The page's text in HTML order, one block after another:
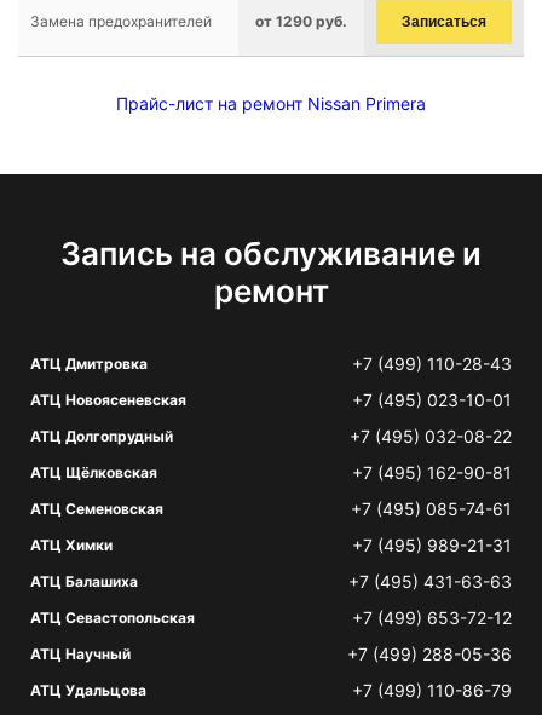
Замена предохранителей от 1290 руб. Записаться
Прайс-лист на ремонт Nissan Primera
Запись на обслуживание и
ремонт
АТЦ Дмитровка +7 (499) 110-28-43
АТЦ Новоясеневская +7 (495) 023-10-01
АТЦ Долгопрудный +7 (495) 032-08-22
АТЦ Щёлковская +7 (495) 162-90-81
АТЦ Семеновская +7 (495) 085-74-61
АТЦ Химки +7 (495) 989-21-31
АТЦ Балашиха +7 (495) 431-63-63
АТЦ Севастопольская +7 (499) 653-72-12
АТЦ Научный +7 (499) 288-05-36
АТЦ Удальцова +7 (499) 110-86-79